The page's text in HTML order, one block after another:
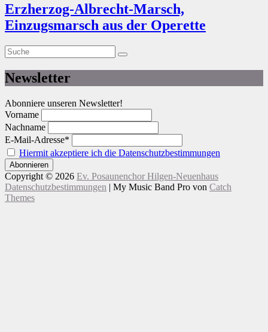
Erzherzog-Albrecht-Marsch,
Einzugsmarsch aus der Operette
Suche
nach:
Suche
Newsletter
Abonniere unseren Newsletter!
Vorname
Nachname
E-Mail-Adresse*
Hiermit akzeptiere ich die Datenschutzbestimmungen
Copyright © 2026 Ev. Posaunenchor Hilgen-Neuenhaus
Datenschutzbestimmungen | My Music Band Pro von Catch
Themes